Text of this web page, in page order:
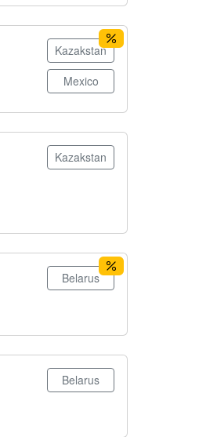
Kazakstan
Mexico
Kazakstan
Belarus
Belarus